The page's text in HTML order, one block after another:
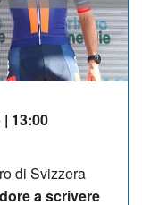
| 13:00
di Svizzera
a scrivere